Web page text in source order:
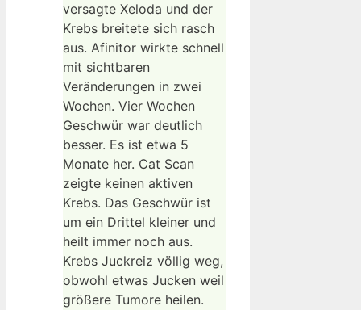
versagte Xeloda und der
Krebs breitete sich rasch
aus. Afinitor wirkte schnell
mit sichtbaren
Veränderungen in zwei
Wochen. Vier Wochen
Geschwür war deutlich
besser. Es ist etwa 5
Monate her. Cat Scan
zeigte keinen aktiven
Krebs. Das Geschwür ist
um ein Drittel kleiner und
heilt immer noch aus.
Krebs Juckreiz völlig weg,
obwohl etwas Jucken weil
größere Tumore heilen.